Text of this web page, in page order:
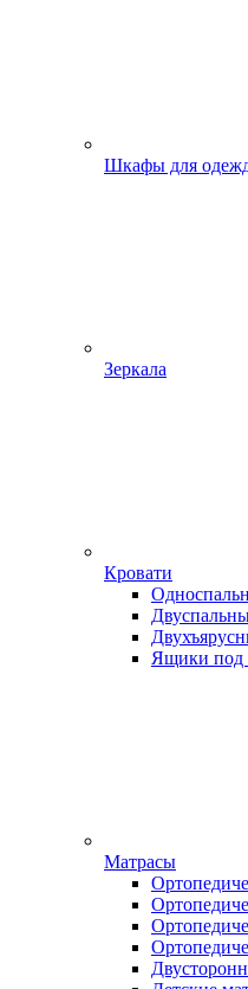
Шкафы для
Зеркала
Кровати
Ящики под
Матрасы